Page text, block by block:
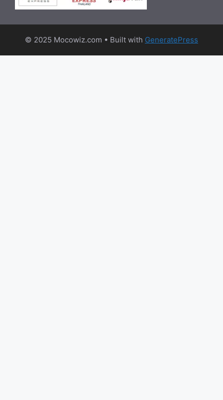
© 2025 Mocowiz.com • Built with GeneratePress